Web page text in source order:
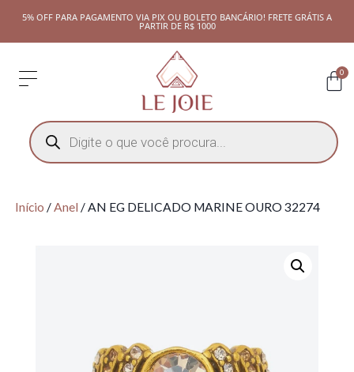
5% OFF PARA PAGAMENTO VIA PIX OU BOLETO BANCÁRIO! FRETE GRÁTIS A
PARTIR DE R$ 1000
0
Início /Anel / AN EG DELICADO MARINE OURO 32274